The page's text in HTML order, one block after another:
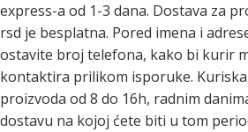
express-a od 1-3 dana. Dostava za
rsd je besplatna. Pored imena i
ostavite broj telefona, kako bi kurir
kontaktira prilikom isporuke.
proizvoda od 8 do 16h, radnim
dostavu na kojoj ćete biti u tom